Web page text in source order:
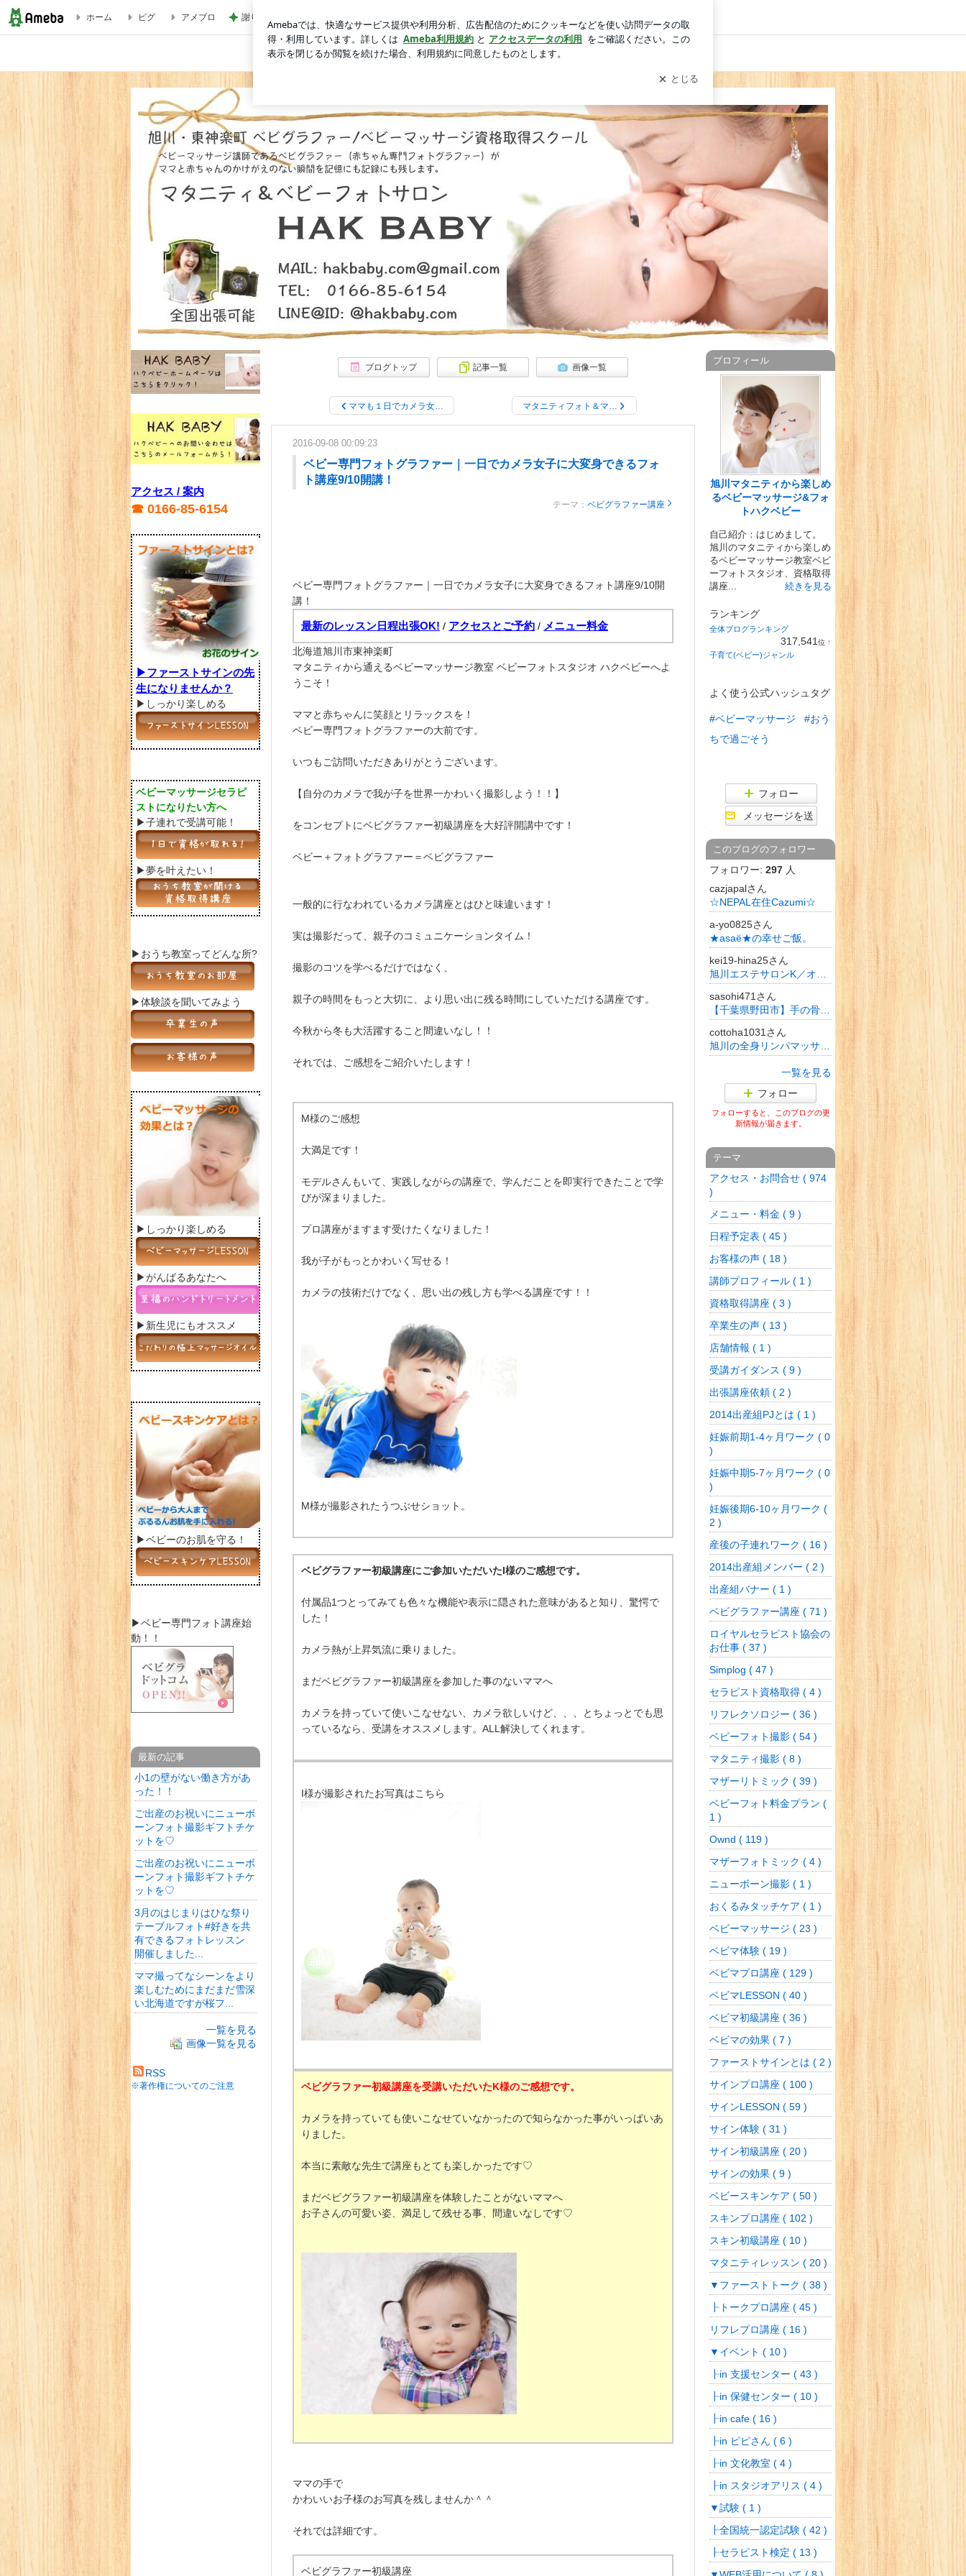
ベビー専門フォトグラファー｜一日でカメラ女子に大変身できるフォト講座9/10開講！ | 旭川ベビーフォト|ベビーマッサージ資格|カメラレッスン！旭川市ハクベビー
PROFILE お問い合わせ 資格取得講座 Ameblo
ホーム ピグ アメブロ 謝りたい義母に喧嘩覚悟で向かう私
ブログトップ 記事一覧 画像一覧
ママも１日でカメラ女… マタニティフォト＆マ…
ベビー専門フォトグラファー｜一日でカメラ女子に大変身できるフォ
ト講座9/10開講！
2016-09-08 00:09:23
テーマ： ベビグラファー講座
ベビー専門フォトグラファー｜一日でカメラ女子に大変身できるフォト講座9/10開
講！
最新のレッスン日程出張OK! / アクセスとご予約 / メニュー料金
北海道旭川市東神楽町
マタニティから通えるベビーマッサージ教室 ベビーフォトスタジオ ハクベビーへよ
うこそ！
ママと赤ちゃんに笑顔とリラックスを！
ベビー専門フォトグラファーの大前です。
いつもご訪問いただきありがとうございます。
【自分のカメラで我が子を世界一かわいく撮影しよう！！】
をコンセプトにベビグラファー初級講座を大好評開講中です！
ベビー＋フォトグラファー＝ベビグラファー
一般的に行なわれているカメラ講座とはひと味違います！
実は撮影だって、親子のコミュニケーションタイム！
撮影のコツを学べるだけではなく、
親子の時間をもっと大切に、より思い出に残る時間にしていただける講座です。
今秋から冬も大活躍すること間違いなし！！
それでは、ご感想をご紹介いたします！
M様のご感想
大満足です！
モデルさんもいて、実践しながらの講座で、学んだことを即実行できたことで学
びが深まりました。
プロ講座がますます受けたくなりました！
我が子がもっとかわいく写せる！
カメラの技術だけでなく、思い出の残し方も学べる講座です！！
M様が撮影されたうつぶせショット。
ベビグラファー初級講座にご参加いただいたI様のご感想です。
付属品1つとってみても色々な機能や表示に隠された意味があると知り、驚愕で
した！
カメラ熱が上昇気流に乗りました。
まだベビグラファー初級講座を参加した事のないママへ
カメラを持っていて使いこなせない、カメラ欲しいけど、、、とちょっとでも思
っているなら、受講をオススメします。 ALL解決してくれます。
I様が撮影されたお写真はこちら
ベビグラファー初級講座を受講いただいたK様のご感想です。
カメラを持っていても使いこなせていなかったので知らなかった事がいっぱいあ
りました。
本当に素敵な先生で講座もとても楽しかったです♡
まだベビグラファー初級講座を体験したことがないママへ
お子さんの可愛い姿、満足して残せる事、間違いなしです♡
ママの手で
かわいいお子様のお写真を残しませんか＾＾
それでは詳細です。
ベビグラファー初級講座
アクセス / 案内
☎ 0166-85-6154
▶︎ファーストサインの先
生になりませんか？
▶しっかり楽しめる
ベビーマッサージセラピ
ストになりたい方へ
▶子連れで受講可能！
▶夢を叶えたい！
▶おうち教室ってどんな所?
▶体験談を聞いてみよう
▶しっかり楽しめる
▶がんばるあなたへ
▶新生児にもオススメ
▶ベビーのお肌を守る！
▶︎ベビー専門フォト講座始
動！！
最新の記事
小1の壁がない働き方があ
った！！
ご出産のお祝いにニューボ
ーンフォト撮影ギフトチケ
ットを♡
ご出産のお祝いにニューボ
ーンフォト撮影ギフトチケ
ットを♡
3月のはじまりはひな祭り
テーブルフォト#好きを共
有できるフォトレッスン
開催しました...
ママ撮ってなシーンをより
楽しむためにまだまだ雪深
い北海道ですが桜フ...
一覧を見る
画像一覧を見る
RSS
※著作権についてのご注意
プロフィール
旭川マタニティから楽しめ
るベビーマッサージ&フォ
トハクベビー
自己紹介：はじめまして。
旭川のマタニティから楽しめ
るベビーマッサージ教室ベビ
ーフォトスタジオ、資格取得
講座...
続きを見る
ランキング
全体ブログランキング
317,541 位 ↑
子育て(ベビー)ジャンル
よく使う公式ハッシュタグ
#ベビーマッサージ
#おう
ちで過ごそう
フォロー
メッセージを送
このブログのフォロワー
フォロワー: 297 人
cazjapalさん
☆NEPAL在住Cazumi☆
a-yo0825さん
★asaё★の幸せご飯。
kei19-hina25さん
sasohi471さん
cottoha1031さん
一覧を見る
フォロー
フォローすると、このブログの更
新情報が届きます。
テーマ
アクセス・お問合せ ( 974
)
メニュー・料金 ( 9 )
日程予定表 ( 45 )
お客様の声 ( 18 )
講師プロフィール ( 1 )
資格取得講座 ( 3 )
卒業生の声 ( 13 )
店舗情報 ( 1 )
受講ガイダンス ( 9 )
出張講座依頼 ( 2 )
2014出産組PJとは ( 1 )
妊娠前期1-4ヶ月ワーク ( 0
)
妊娠中期5-7ヶ月ワーク ( 0
)
妊娠後期6-10ヶ月ワーク (
2 )
産後の子連れワーク ( 16 )
2014出産組メンバー ( 2 )
出産組バナー ( 1 )
ベビグラファー講座 ( 71 )
ロイヤルセラピスト協会の
お仕事 ( 37 )
Simplog ( 47 )
セラピスト資格取得 ( 4 )
リフレクソロジー ( 36 )
ベビーフォト撮影 ( 54 )
マタニティ撮影 ( 8 )
マザーリトミック ( 39 )
ベビーフォト料金プラン (
1 )
Ownd ( 119 )
マザーフォトミック ( 4 )
ニューボーン撮影 ( 1 )
おくるみタッチケア ( 1 )
ベビーマッサージ ( 23 )
ベビマ体験 ( 19 )
ベビマプロ講座 ( 129 )
ベビマLESSON ( 40 )
ベビマ初級講座 ( 36 )
ベビマの効果 ( 7 )
ファーストサインとは ( 2 )
サインプロ講座 ( 100 )
サインLESSON ( 59 )
サイン体験 ( 31 )
サイン初級講座 ( 20 )
サインの効果 ( 9 )
ベビースキンケア ( 50 )
スキンプロ講座 ( 102 )
スキン初級講座 ( 10 )
マタニティレッスン ( 20 )
▼ファーストトーク ( 38 )
┠トークプロ講座 ( 45 )
リフレプロ講座 ( 16 )
▼イベント ( 10 )
┠in 支援センター ( 43 )
┠in 保健センター ( 10 )
┠in cafe ( 16 )
┠in ピピさん ( 6 )
┠in 文化教室 ( 4 )
┠in スタジオアリス ( 4 )
▼試験 ( 1 )
┠全国統一認定試験 ( 42 )
┠セラピスト検定 ( 13 )